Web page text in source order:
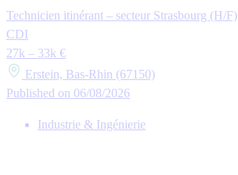
Technicien itinérant – secteur Strasbourg (H/F)
CDI
27k – 33k €
Erstein, Bas-Rhin (67150)
Published on 06/08/2026
Industrie & Ingénierie